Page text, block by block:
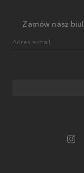
Zamów nasz
Adres e-mail